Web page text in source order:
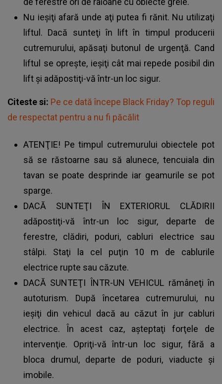
Nu ieşiţi afară unde aţi putea fi rănit. Nu utilizaţi
liftul. Dacă sunteţi în lift în timpul producerii
cutremurului, apăsaţi butonul de urgenţă. Cand
liftul se opreşte, ieşiţi cât mai repede posibil din
lift şi adăpostiţi-vă într-un loc sigur.
Citeste si: Pe ce dată începe Black Friday? Top reguli
de respectat pentru a nu fi păcălit
ATENŢIE! Pe timpul cutremurului obiectele pot
să se răstoarne sau să alunece, tencuiala din
tavan se poate desprinde iar geamurile se pot
sparge.
DACĂ SUNTEŢI ÎN EXTERIORUL CLĂDIRII
adăpostiţi-vă într-un loc sigur, departe de
ferestre, clădiri, poduri, cabluri electrice sau
stâlpi. Staţi la cel puţin 10 m de cablurile
electrice rupte sau căzute.
DACĂ SUNTEŢI ÎNTR-UN VEHICUL rămâneţi în
autoturism. După încetarea cutremurului, nu
ieşiţi din vehicul dacă au căzut în jur cabluri
electrice. În acest caz, aşteptaţi forţele de
intervenţie. Opriţi-vă într-un loc sigur, fără a
bloca drumul, departe de poduri, viaducte şi
imobile.